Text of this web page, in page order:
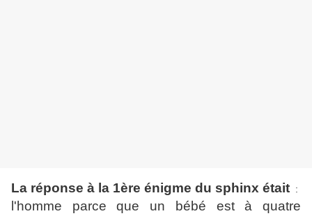
La réponse à la 1ère énigme du sphinx était :
l'homme parce que un bébé est à quatre